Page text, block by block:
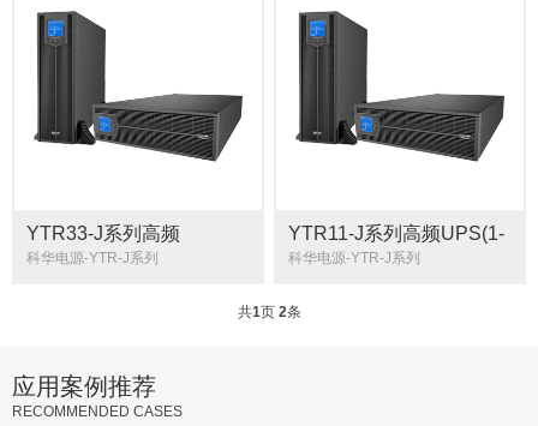
YTR33-J系列高频
UPS(10-40kVA)（可立可
科华电源-YTR-J系列
YTR11-J系列高频UPS(1-
10kVA)（机架式）
科华电源-YTR-J系列
共1页 2条
应用案例推荐
RECOMMENDED CASES